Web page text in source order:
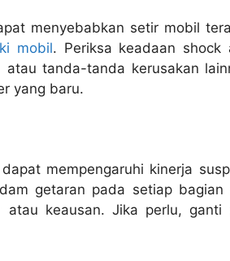
menyebabkan setir mobil
mobil. Periksa keadaan shock
tanda-tanda kerusakan
yang baru.
mempengaruhi kinerja
getaran pada setiap bagian
keausan. Jika perlu, ganti